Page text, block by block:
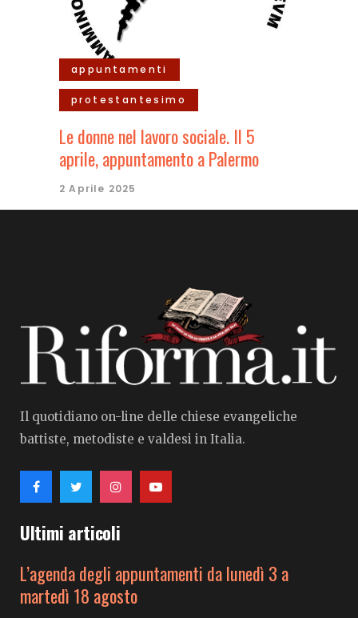
appuntamenti
protestantesimo
Le donne nel lavoro sociale. Il 5
aprile, appuntamento a Palermo
2 Aprile 2025
Il quotidiano on-line delle chiese evangeliche
battiste, metodiste e valdesi in Italia.
Ultimi articoli
L’agenda degli appuntamenti da lunedì 3 a
martedì 18 agosto